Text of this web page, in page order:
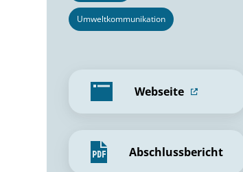
Umweltkommunikation
Webseite
Abschlussbericht